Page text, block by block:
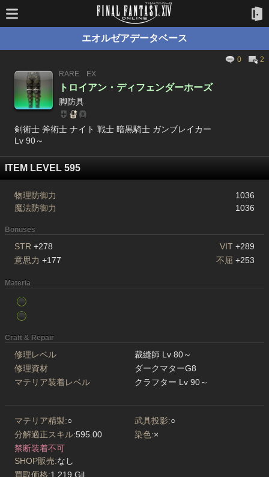
エオルゼアデータベース
0
2
RARE
EX
トロイアン・ディフェンダーホーズ
脚防具
剣術士 斧術士 ナイト 戦士 暗黒騎士 ガンブレイカー
Lv 90～
ITEM LEVEL 595
物理防御力
1036
魔法防御力
1036
Bonuses
STR +278 VIT +289
意思力 +177 不屈 +253
Materia
Craft & Repair
修理レベル
裁縫師 Lv 80～
修理資材
ダークマターG8
マテリア装着レベル
クラフター Lv 90～
マテリア精製:○ 武具投影:○
分解適正スキル:595.00 染色:×
禁断装着不可
SHOP販売:なし
買取価格:1,219 Gil